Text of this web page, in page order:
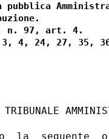
pubblica
n. 97, art. 4.
e non manifestamente
infondata,  donde  la  sospensione  della causa e la rimessione degli
atti al giudice delle leggi.
    In  precedenti,  del  tutto analoghe, fattispecie (cfr. Ordinanze
numeri  212/2001  del  29  giugno 2001, 239/2001 del 27 luglio 2001 e
255/2001  del  l8  settembre  2001) la Sezione e' gia' pervenuta alle
suddette  conclusioni, che non possono che valere identicamente anche
per il caso in esame.
    Al riguardo la Sezione ha cosi' motivato.
    La  questione  e'  rilevante  atteso  che la novella recata dalla
legge  n. 97/2001  si  applica  anche  al  ricorrente,  ancorche'  la
sentenza  di  condanna  (che  e'  del 27 febbraio 2001) sia anteriore
rispetto  all'entrata  in  vigore  della  nuova  legge.  Soccorre, in
argomento,  il  chiaro  disposto  dell'art. 10,  recante la normativa
transitoria,  ove  si  afferma  (comma  1)  che le disposizioni della
presente legge si applicano ai procedimenti penali, ai giudizi civili
e amministrativi e ai procedimenti disciplinari in corso alla data di
entrata  in  vigore  della  legge  stessa.  Nel  caso  in  esame,  il
procedimento  penale  a carico del Vigilante - all'atto dell'adozione
del  provvedimento  gravato,  e'  in  corso,  attesa  la pacifica non
definitivita',  a quel momento, della sentenza di primo grado posta a
base della sospensione.
    Deve  quindi  dedursi che la fattispecie sottoposta all'esame del
Tribunale  amministrativo  regionale  e'  regolata  dall'art. 4 della
legge  n. 97/2001:  diviene  allora  essenziale  l'esame della norma,
sotto    il   profilo   della   sua   sospetta   incostituzionalita',
introducendosi  la  relativa questione sia sulla base dello specifico
motivo   di   ricorso,  sia  per  l'autonomo  rilievo  d'ufficio  del
tribunale.
    Vari sono i parametri della Carta costituzionale che il tribunale
ritiene invocabili: gli articoli 3, 4, 24, 27, 35, 36, 97 Cost.
    In  particolare,  il  parametro  principale  e'  costituito dalla
ragionevolezza  dei  bilanciamento  operato  dal  legislatore  fra le
esigenze   di   buon   andamento   ed  imparzialita'  della  pubblica
amministrazione   e   tutela   dei  diritti  compressi  dalla  misura
cautelare.
    La Corte costituzionale gia' si e' espressa in argomento (sent. 3
giugno 1999, n. 206), rilevando che l'art. 15, comma 4-septies, della
legge  19  marzo  1990,  n. 55  e' costituzionalmente legittimo nella
parte  in  cui  stabilisce  che  i  dipendenti  delle amministrazioni
pubbliche,  i quali abbiano riportato condanna, anche non definitiva,
per determinati delitti, siano sospesi immediatamente dall'ufficio.
    La  pronuncia  e'  particolarmente  pertinente in quanto la legge
n. 97/2001,  oltre  che per altre fondamentali esigenze, quali quella
di  contemperare  alcuni  aspetti  di  rilievo  pubblicistico  con la
disciplina    privarizzata    del    lavoro   presso   le   pubbliche
amministrazioni  ex  d.lgs  n. 29/1993  (ora d.lgs n. 16 del 30 marzo
2001),  e'  intervenuta  proprio  per reinserire una norma di portata
analoga   a   quella   dell'art.  15  summenzionato,  attesa  la  sua
abrogazione ad opera